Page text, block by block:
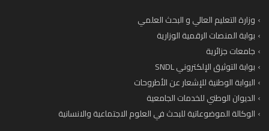
وزارة التعليم العالي و البحث العلمي
بوابة المنصات الرقمية الوزارية
جامعات جزائرية
بوابة التوثيق الإلكتروني SNDL
البوابة الوطنية للإشعار عن الأطروحات
الديوان الوطني للخدمات الجامعية
الوكالة الموضوعاتية للبحث في العلوم الاجتماعية والانسانية